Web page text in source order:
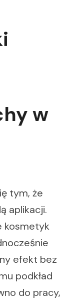
w
tym, że
aplikacji.
kosmetyk
efekt bez
podkład
do pracy,